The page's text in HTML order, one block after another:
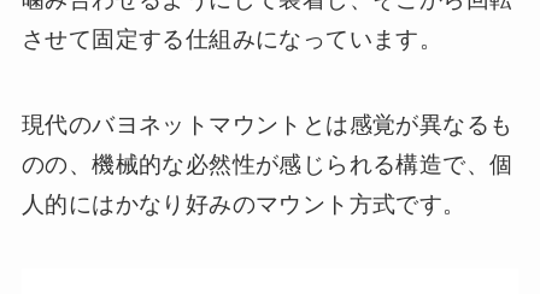
させて固定する仕組みになっています。
現代のバヨネットマウントとは感覚が異なるも
のの、機械的な必然性が感じられる構造で、個
人的にはかなり好みのマウント方式です。